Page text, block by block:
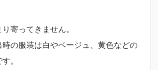
寄ってきません。
の服装は白やベージュ、黄色などの
。